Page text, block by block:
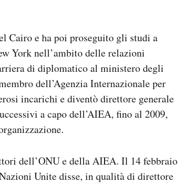
Cairo e ha poi proseguito gli studi a
York nell’ambito delle relazioni
di diplomatico al ministero degli
dell’Agenzia Internazionale per
incarichi e diventò direttore generale
a capo dell’AIEA, fino al 2009,
dell’ONU e della AIEA. Il 14 febbraio
Unite disse, in qualità di direttore